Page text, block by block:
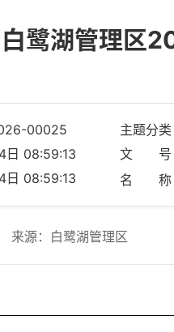
白鹭湖管理区
00025 主题分
日 08:59:13
文 号
日 08:59:13
名 称：
来源：白鹭湖管理区